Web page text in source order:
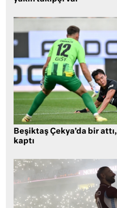
Beşiktaş Çekya’da bir
kaptı